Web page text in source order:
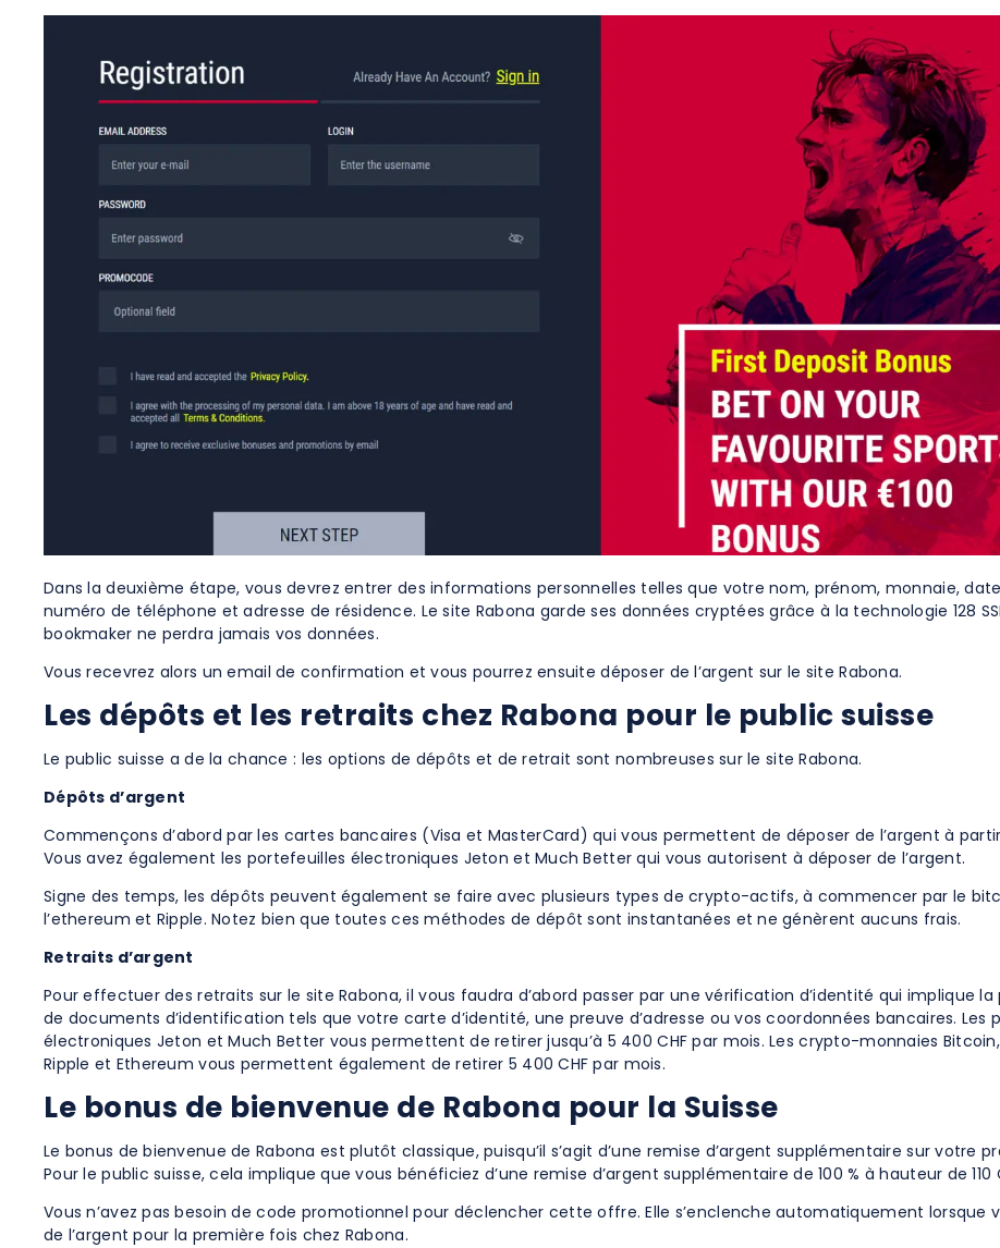
Dans la deuxième étape, vous devrez entrer des informations personnelles telles que votre nom, prénom, monnaie,
numéro de téléphone et adresse de résidence. Le site Rabona garde ses données cryptées grâce à la technologie 128
bookmaker ne perdra jamais vos données.
Vous recevrez alors un email de confirmation et vous pourrez ensuite déposer de l’argent sur le site Rabona.
Les dépôts et les retraits chez Rabona pour le public suisse
Le public suisse a de la chance : les options de dépôts et de retrait sont nombreuses sur le site Rabona.
Dépôts d’argent
Commençons d’abord par les cartes bancaires (Visa et MasterCard) qui vous permettent de déposer de l’argent à partir
Vous avez également les portefeuilles électroniques Jeton et Much Better qui vous autorisent à déposer de l’argent.
Signe des temps, les dépôts peuvent également se faire avec plusieurs types de crypto-actifs, à commencer par le
l’ethereum et Ripple. Notez bien que toutes ces méthodes de dépôt sont instantanées et ne génèrent aucuns frais.
Retraits d’argent
Pour effectuer des retraits sur le site Rabona, il vous faudra d’abord passer par une vérification d’identité qui implique
de documents d’identification tels que votre carte d’identité, une preuve d’adresse ou vos coordonnées bancaires. Les
électroniques Jeton et Much Better vous permettent de retirer jusqu’à 5 400 CHF par mois. Les crypto-monnaies
Ripple et Ethereum vous permettent également de retirer 5 400 CHF par mois.
Le bonus de bienvenue de Rabona pour la Suisse
Le bonus de bienvenue de Rabona est plutôt classique, puisqu’il s’agit d’une remise d’argent supplémentaire sur votre
Pour le public suisse, cela implique que vous bénéficiez d’une remise d’argent supplémentaire de 100 % à hauteur de 110
Vous n’avez pas besoin de code promotionnel pour déclencher cette offre. Elle s’enclenche automatiquement lorsque
de l’argent pour la première fois chez Rabona.